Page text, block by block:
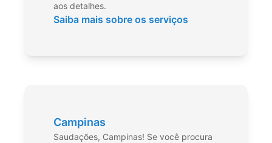
aos detalhes.
Saiba mais sobre os serviços
Campinas
Saudações, Campinas! Se você procura